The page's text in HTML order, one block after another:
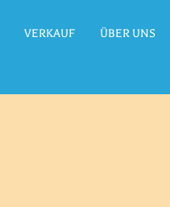
VERKAUF ÜBER UNS